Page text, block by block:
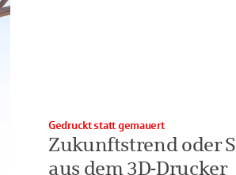
Zukunftstrend oder
aus dem 3D-Drucker
Gedruckt statt gemauert